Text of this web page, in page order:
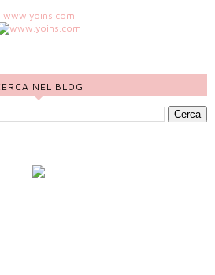
www.yoins.com
NEL BLOG